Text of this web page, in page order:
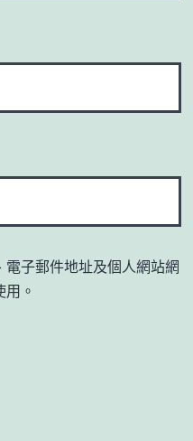
子郵件地址及個人網站網
。